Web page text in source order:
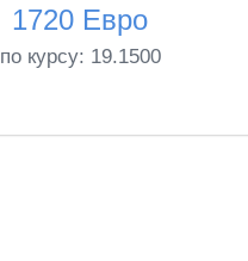
1720 Евро
по курсу: 19.1500